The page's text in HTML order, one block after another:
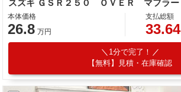
スズキ ＧＳＲ２５０ ＯＶＥＲ マフラー
本体価格
26.8 万円
支払総額
33.64
1分で完了！
【無料】見積・在庫確認